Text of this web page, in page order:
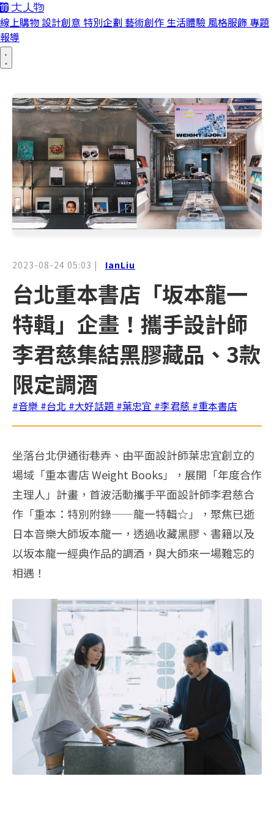
線上購物 設計創意 特別企劃 藝術創作 生活體驗 風格服飾 專題
報導
2023-08-24 05:03 | IanLiu
台北重本書店「坂本龍一
特輯」企畫！攜手設計師
李君慈集結黑膠藏品、3款
限定調酒
#音樂 #台北 #大好話題 #葉忠宜 #李君慈 #重本書店
坐落台北伊通街巷弄、由平面設計師葉忠宜創立的
場域「重本書店 Weight Books」，展開「年度合作
主理人」計畫，首波活動攜手平面設計師李君慈合
作「重本：特別附錄——龍一特輯☆」，聚焦已逝
日本音樂大師坂本龍一，透過收藏黑膠、書籍以及
以坂本龍一經典作品的調酒，與大師來一場難忘的
相遇！